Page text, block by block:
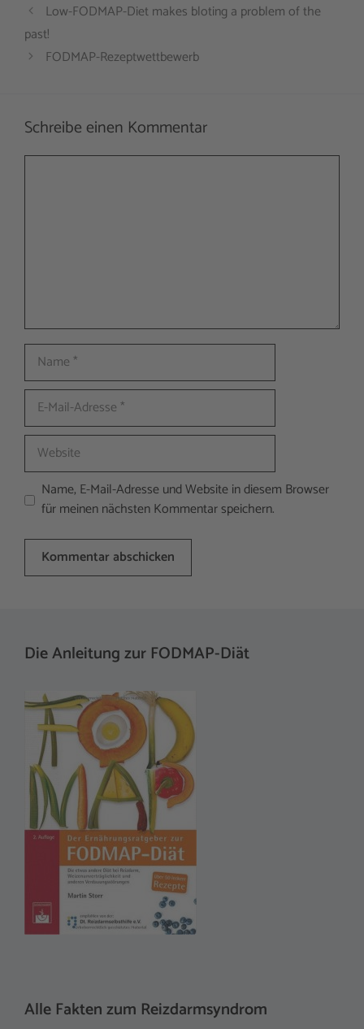
Low-FODMAP-Diet makes bloting a problem of the
past!
FODMAP-Rezeptwettbewerb
Schreibe einen Kommentar
Name
Mail-
Adresse
Website
Name, E-Mail-Adresse und Website in diesem Browser
für meinen nächsten Kommentar speichern.
e
a
v
Die Anleitung zur FODMAP-Diät
Alle Fakten zum Reizdarmsyndrom